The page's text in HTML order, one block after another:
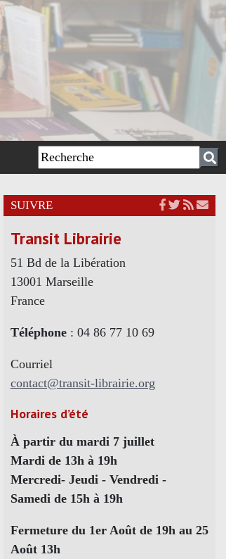
SUIVRE
Transit Librairie
51 Bd de la Libération
13001 Marseille
France
Téléphone: 04 86 77 10 69
Courriel
contact@transit-librairie.org
Horaires d’été
À partir du mardi 7 juillet
Mardi de 13h à 19h
Mercredi- Jeudi - Vendredi -
Samedi de 15h à 19h
Fermeture du 1er Août de 19h au 25
Août 13h